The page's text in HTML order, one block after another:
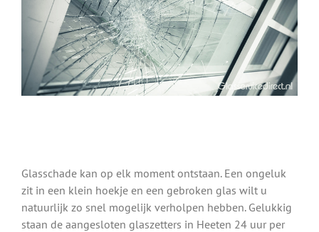
Glasschade kan op elk moment ontstaan. Een ongeluk
zit in een klein hoekje en een gebroken glas wilt u
natuurlijk zo snel mogelijk verholpen hebben. Gelukkig
staan de aangesloten glaszetters in Heeten 24 uur per